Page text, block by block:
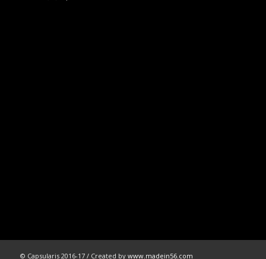
© Capsularis 2016-17 / Created by www.madein56.com